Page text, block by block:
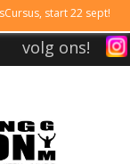
start 22 sept!
volg ons!